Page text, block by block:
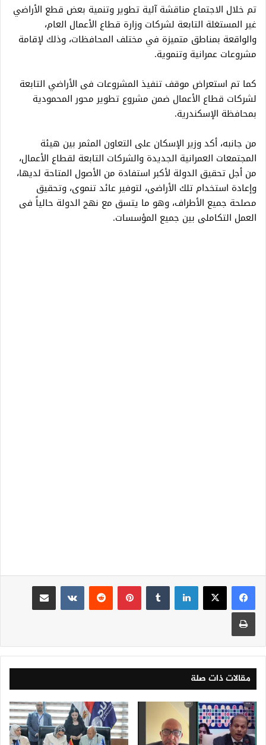
تم خلال الاجتماع مناقشة آلية تطوير وتنمية بعض قطع الأراضي
غير المستغلة التابعة لشركات وزارة قطاع الأعمال العام،
والواقعة بمناطق متميزة في مختلف المحافظات، وذلك لإقامة
مشروعات عمرانية وتنموية.
كما تم استعراض موقف تنفيذ المشروعات فى الأراضي التابعة
لشركات قطاع الأعمال ضمن مشروع تطوير محور المحمودية
بمحافظة الإسكندرية.
من جانبه، أكد وزير الإسكان على التعاون المثمر بين هيئة
المجتمعات العمرانية الجديدة والشركات التابعة لقطاع الأعمال،
من أجل تحقيق الدولة لأكبر استفادة من الأصول المتاحة لديها،
وإعادة استخدام تلك الأراضى، لتوفير عائد تنموى، وتحقيق
مصلحة جميع الأطراف، وهو ما يتسق مع نهج الدولة حالياً فى
العمل التكاملى بين جميع المؤسسات.
لينكدإن بينتيريست
مقالات ذات صلة